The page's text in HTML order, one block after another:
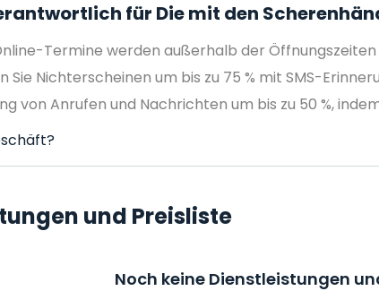
für Die mit den
Termine werden außerhalb der
Sie Nichterscheinen um bis zu 75 % mit SMS-
von Anrufen und Nachrichten um bis zu 50 %,
und Preisliste
Noch keine Dienstleistungen